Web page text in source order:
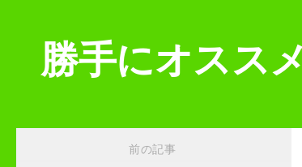
勝手にオスス
前の記事